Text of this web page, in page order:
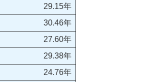
29.15年
30.46年
27.60年
29.38年
24.76年